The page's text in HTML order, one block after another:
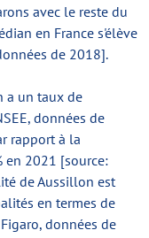
avec le reste du
en France s'élève
de 2018].
a un taux de
données de
rapport à la
en 2021 [source:
de Aussillon est
en termes de
données de